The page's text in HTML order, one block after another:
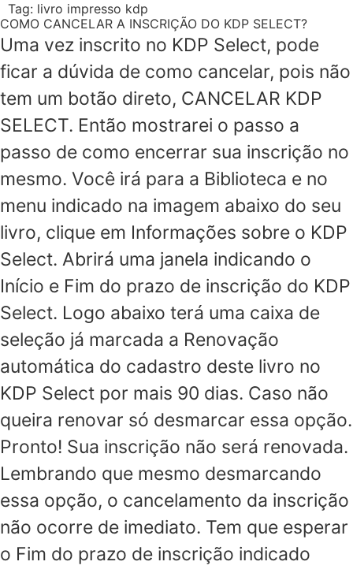
Tag: livro impresso kdp
COMO CANCELAR A INSCRIÇÃO DO KDP SELECT?
Uma vez inscrito no KDP Select, pode
ficar a dúvida de como cancelar, pois não
tem um botão direto, CANCELAR KDP
SELECT. Então mostrarei o passo a
passo de como encerrar sua inscrição no
mesmo. Você irá para a Biblioteca e no
menu indicado na imagem abaixo do seu
livro, clique em Informações sobre o KDP
Select. Abrirá uma janela indicando o
Início e Fim do prazo de inscrição do KDP
Select. Logo abaixo terá uma caixa de
seleção já marcada a Renovação
automática do cadastro deste livro no
KDP Select por mais 90 dias. Caso não
queira renovar só desmarcar essa opção.
Pronto! Sua inscrição não será renovada.
Lembrando que mesmo desmarcando
essa opção, o cancelamento da inscrição
não ocorre de imediato. Tem que esperar
o Fim do prazo de inscrição indicado